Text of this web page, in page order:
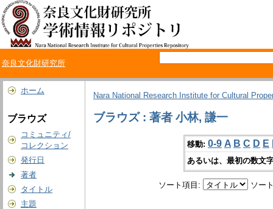
奈良文化財研究所
ホーム
ブラウズ
コミュニティ/
コレクション
発行日
著者
タイトル
主題
Nara National Research Institute for Cultural
ブラウズ : 著者 小林, 謙一
移動: 0-9 A B C D E
あるいは、最初の数文
ソート項目: ソー